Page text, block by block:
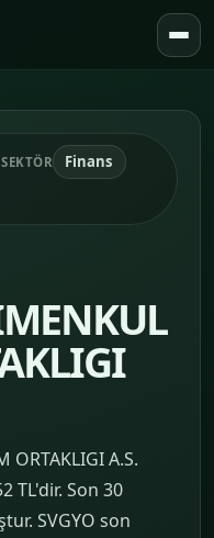
SEKTÖR Finans
ORTAKLIGI A.S.
TL'dir. Son 30
SVGYO son